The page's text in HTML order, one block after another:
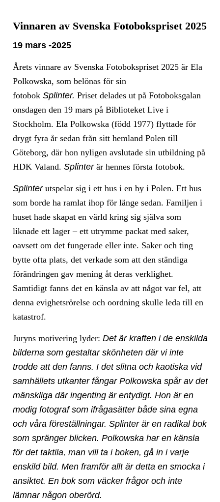
Vinnaren av Svenska Fotobokspriset 2025
19 mars -2025
Årets vinnare av Svenska Fotobokspriset 2025 är Ela
Polkowska, som belönas för sin
fotobok Splinter. Priset delades ut på Fotoboksgalan
onsdagen den 19 mars på Biblioteket Live i
Stockholm. Ela Polkowska (född 1977) flyttade för
drygt fyra år sedan från sitt hemland Polen till
Göteborg, där hon nyligen avslutade sin utbildning på
HDK Valand. Splinterär hennes första fotobok.
Splinter utspelar sig i ett hus i en by i Polen. Ett hus
som borde ha ramlat ihop för länge sedan. Familjen i
huset hade skapat en värld kring sig själva som
liknade ett lager – ett utrymme packat med saker,
oavsett om det fungerade eller inte. Saker och ting
bytte ofta plats, det verkade som att den ständiga
förändringen gav mening åt deras verklighet.
Samtidigt fanns det en känsla av att något var fel, att
denna evighetsrörelse och oordning skulle leda till en
katastrof.
Juryns motivering lyder: Det är kraften i de enskilda
bilderna som gestaltar skönheten där vi inte
trodde att den fanns. I det slitna och kaotiska vid
samhällets utkanter fångar Polkowska spår av det
mänskliga där ingenting är entydigt. Hon är en
modig fotograf som ifrågasätter både sina egna
och våra föreställningar. Splinter är en radikal bok
som spränger blicken. Polkowska har en känsla
för det taktila, man vill ta i boken, gå in i varje
enskild bild. Men framför allt är detta en smocka i
ansiktet. En bok som väcker frågor och inte
lämnar någon oberörd.